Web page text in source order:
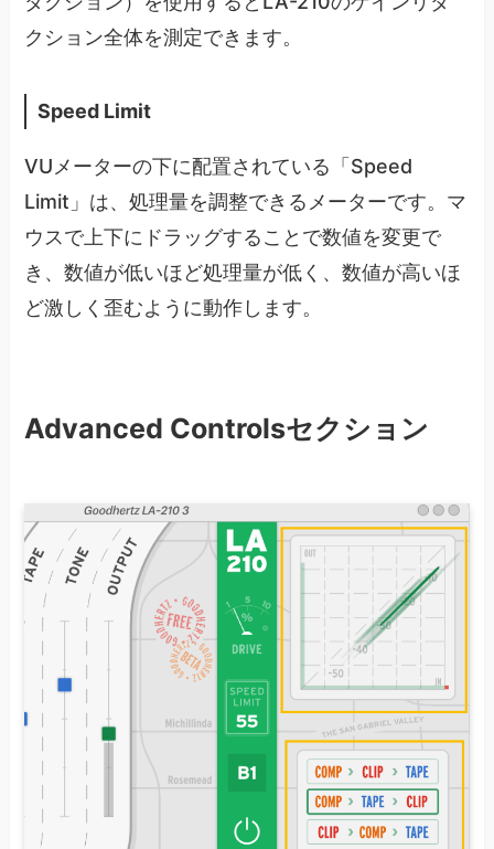
クション全体を測定できます。
Speed Limit
VUメーターの下に配置されている「Speed
Limit」は、処理量を調整できるメーターです。マ
ウスで上下にドラッグすることで数値を変更で
き、数値が低いほど処理量が低く、数値が高いほ
ど激しく歪むように動作します。
Advanced Controlsセクション